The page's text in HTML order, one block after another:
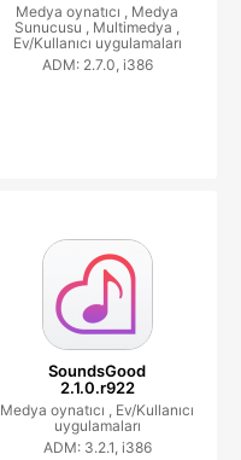
Medya oynatıcı , Medya
Sunucusu , Multimedya ,
Ev/Kullanıcı uygulamaları
ADM: 2.7.0, i386
SoundsGood
2.1.0.r922
Medya oynatıcı , Ev/Kullanıcı
uygulamaları
ADM: 3.2.1, i386